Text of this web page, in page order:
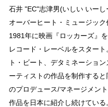
石井 "EC"志津男(いしい いーし
オーバーヒート・ミュージッ
1981年に映画『ロッカーズ』
レコード・レーベルをスター
ト・ビート、デタミネーショ
ーティストの作品を制作する
のプロデュース/マネージメン
作品を日本に紹介し続けてい